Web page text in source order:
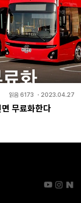
읽음 6173 ・ 2023.04.27
무료화한다